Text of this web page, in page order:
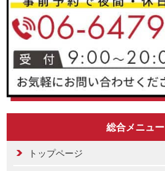
総合メニュー
トップページ